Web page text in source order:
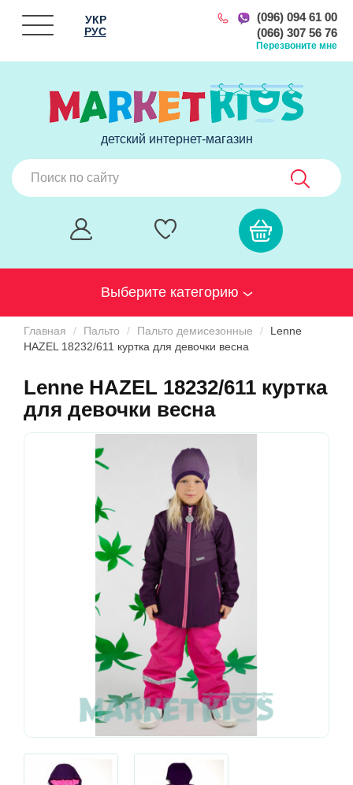
(096) 094 61 00
(066) 307 56 76
Перезвоните мне
УКР
РУС
детский интернет-магазин
Выберите категорию
Главная Пальто Пальто демисезонные
Lenne
HAZEL 18232/611 куртка для девочки весна
Lenne HAZEL 18232/611 куртка
для девочки весна